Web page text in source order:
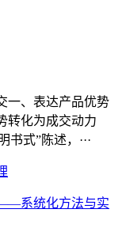
一、表达产品优势
转化为成交动力
式”陈述，···